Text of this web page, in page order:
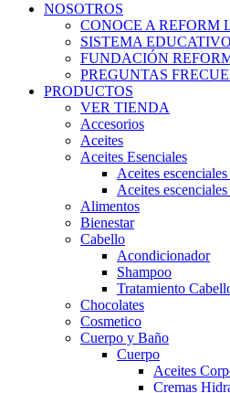
NOSOTROS
CONOCE A REFORM
SISTEMA EDUCATIVO
FUNDACIÓN
PREGUNTAS
PRODUCTOS
VER TIENDA
Accesorios
Aceites
Aceites Esenciales
Aceites
Aceites
Alimentos
Bienestar
Cabello
Acondicionador
Shampoo
Tratamiento
Chocolates
Cosmetico
Cuerpo y Baño
Cuerpo
Aceites
Cremas